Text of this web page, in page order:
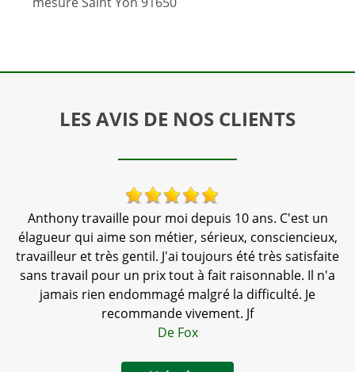
LES AVIS DE NOS CLIENTS
Anthony travaille pour moi depuis 10 ans. C'est un
élagueur qui aime son métier, sérieux, consciencieux,
travailleur et très gentil. J'ai toujours été très satisfaite
sans travail pour un prix tout à fait raisonnable. Il n'a
jamais rien endommagé malgré la difficulté. Je
recommande vivement. Jf
De Fox